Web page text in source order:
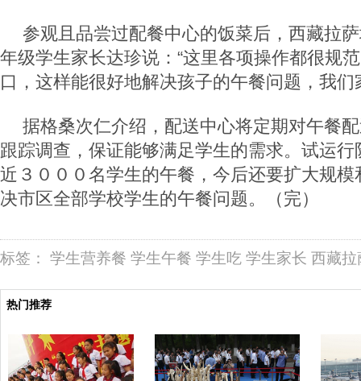
参观且品尝过配餐中心的饭菜后，西藏拉
年级学生家长达珍说：“这里各项操作都很规
口，这样能很好地解决孩子的午餐问题，我们
据格桑次仁介绍，配送中心将定期对午餐
跟踪调查，保证能够满足学生的需求。试运
近３０００名学生的午餐，今后还要扩大规
决市区全部学校学生的午餐问题。（完）
标签： 学生营养餐 学生午餐 学生吃 学生家长 西藏拉
热门推荐